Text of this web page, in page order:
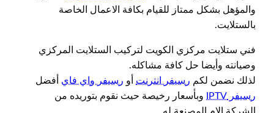
والمؤهل بشكل ممتاز للقيام بكافة الاعمال الخاصة
بالستلايت.
فني ستلايت مركزي الكويت لتركيب الستلايت المركزي
وصيانته وأيضا حل كافة مشاكله.
لذلك نضمن لكم رسيفر انترنت أو رسيفر واي فاي
أفضل
رسيفر IPTV
وبأسعار رخيصة حيث نقوم بتوريده من
الشركة الام المصنعة له